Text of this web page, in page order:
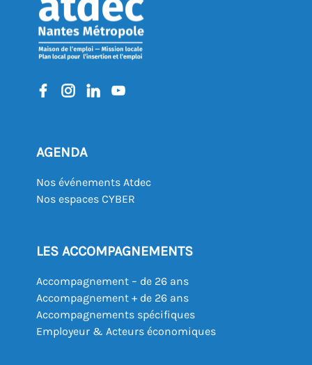
AGENDA
Nos événements Atdec
Nos espaces CYBER
LES ACCOMPAGNEMENTS
Accompagnement – de 26 ans
Accompagnement + de 26 ans
Accompagnements spécifiques
Employeur & Acteurs économiques